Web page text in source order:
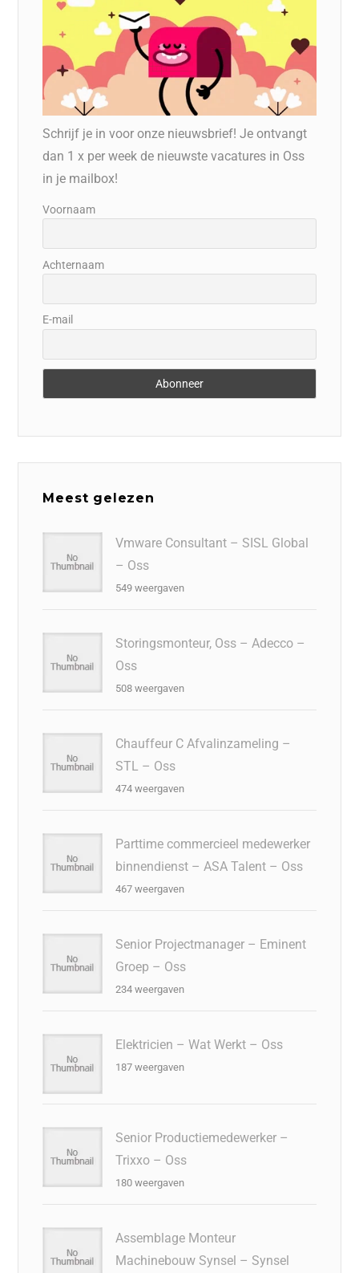
Schrijf je in voor onze nieuwsbrief! Je ontvangt
dan 1 x per week de nieuwste vacatures in Oss
in je mailbox!
Voornaam
Achternaam
E-mail
Meest gelezen
Vmware Consultant – SISL Global
– Oss
549 weergaven
Storingsmonteur, Oss – Adecco –
Oss
508 weergaven
Chauffeur C Afvalinzameling –
STL – Oss
474 weergaven
Parttime commercieel medewerker
binnendienst – ASA Talent – Oss
467 weergaven
Senior Projectmanager – Eminent
Groep – Oss
234 weergaven
Elektricien – Wat Werkt – Oss
187 weergaven
Senior Productiemedewerker –
Trixxo – Oss
180 weergaven
Assemblage Monteur
Machinebouw Synsel – Synsel